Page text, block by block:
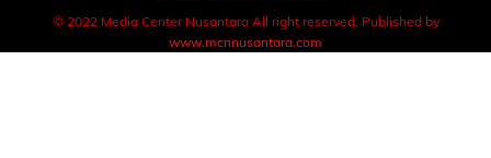
© 2022 Media Center Nusantara All right reserved. Published by
www.mcnnusantara.com